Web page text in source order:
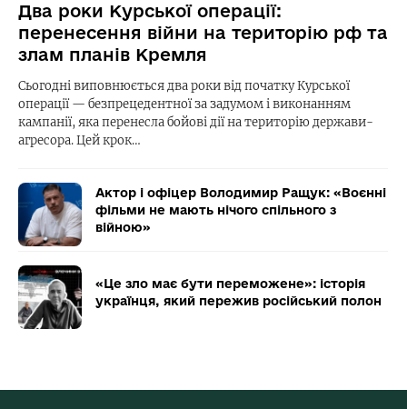
Два роки Курської операції:
перенесення війни на територію рф та
злам планів Кремля
Сьогодні виповнюється два роки від початку Курської
операції — безпрецедентної за задумом і виконанням
кампанії, яка перенесла бойові дії на територію держави-
агресора. Цей крок…
Актор і офіцер Володимир Ращук: «Воєнні
фільми не мають нічого спільного з
війною»
«Це зло має бути переможене»: історія
українця, який пережив російський полон